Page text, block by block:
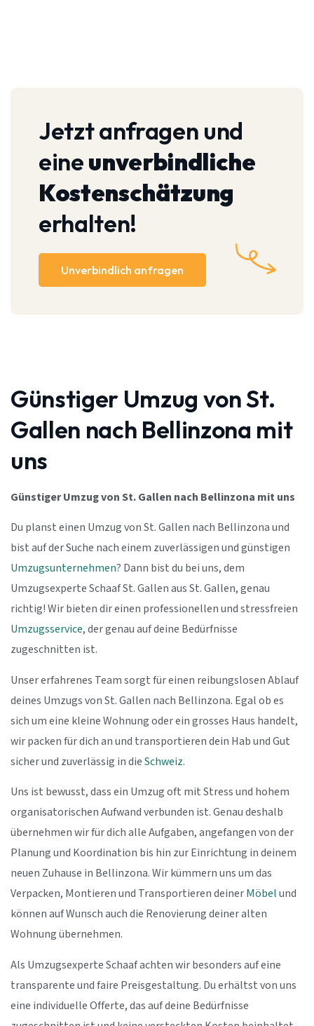
Jetzt anfragen und
eineunverbindliche
Kostenschätzung
erhalten!
Unverbindlich anfragen
Günstiger Umzug von St.
Gallen nach Bellinzona mit
uns
Günstiger Umzug von St. Gallen nach Bellinzona mit uns
Du planst einen Umzug von St. Gallen nach Bellinzona und
bist auf der Suche nach einem zuverlässigen und günstigen
Umzugsunternehmen? Dann bist du bei uns, dem
Umzugsexperte Schaaf St. Gallen aus St. Gallen, genau
richtig! Wir bieten dir einen professionellen und stressfreien
Umzugsservice, der genau auf deine Bedürfnisse
zugeschnitten ist.
Unser erfahrenes Team sorgt für einen reibungslosen Ablauf
deines Umzugs von St. Gallen nach Bellinzona. Egal ob es
sich um eine kleine Wohnung oder ein grosses Haus handelt,
wir packen für dich an und transportieren dein Hab und Gut
sicher und zuverlässig in dieSchweiz.
Uns ist bewusst, dass ein Umzug oft mit Stress und hohem
organisatorischen Aufwand verbunden ist. Genau deshalb
übernehmen wir für dich alle Aufgaben, angefangen von der
Planung und Koordination bis hin zur Einrichtung in deinem
neuen Zuhause in Bellinzona. Wir kümmern uns um das
Verpacken, Montieren und Transportieren deinerMöbelund
können auf Wunsch auch die Renovierung deiner alten
Wohnung übernehmen.
Als Umzugsexperte Schaaf achten wir besonders auf eine
transparente und faire Preisgestaltung. Du erhältst von uns
eine individuelle Offerte, das auf deine Bedürfnisse